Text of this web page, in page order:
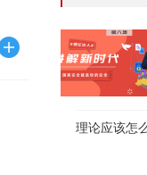
理论应该怎